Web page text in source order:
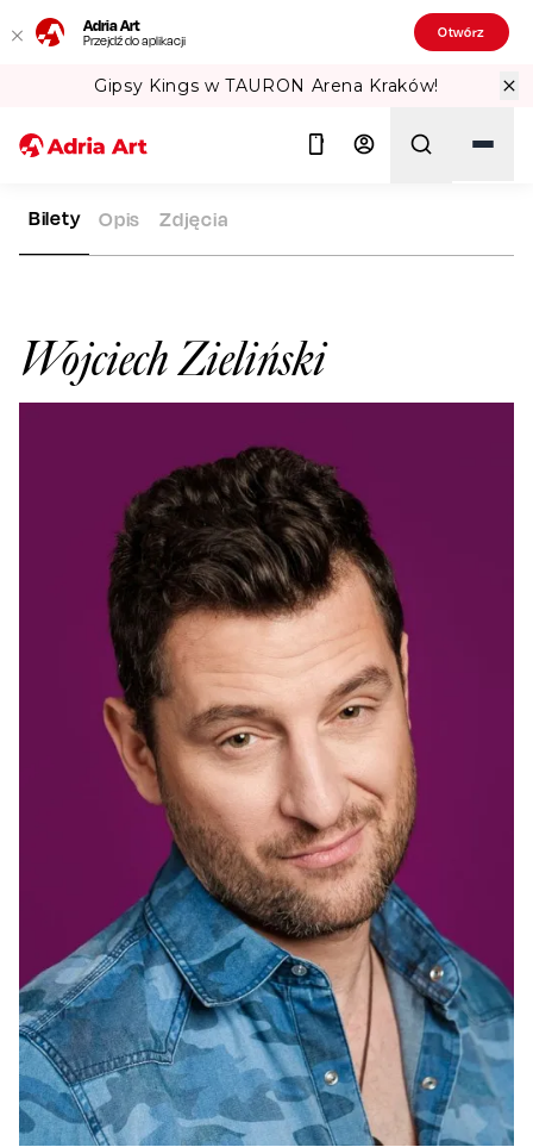
Adria Art
Przejdź do aplikacji Otwórz
Gipsy Kings w TAURON Arena Kraków!
ADRIA ART ARTYŚCI WOJCIECH ZIELIŃSKI
Wojciech Zieliński
Bilety Opis Zdjęcia